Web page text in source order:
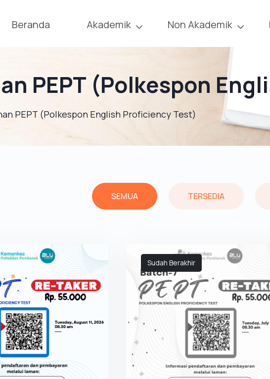
Beranda Akademik Non Akademik
PEPT (Polkespon
PEPT (Polkespon English Proficiency Test)
SEMUA TERSEDIA
Sudah Berakhir